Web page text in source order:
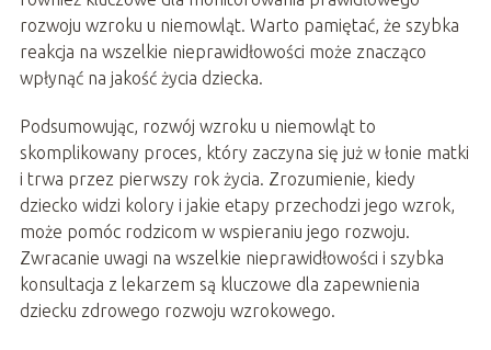
rozwoju wzroku u niemowląt. Warto pamiętać, że szybka
reakcja na wszelkie nieprawidłowości może znacząco
wpłynąć na jakość życia dziecka.
Podsumowując, rozwój wzroku u niemowląt to
skomplikowany proces, który zaczyna się już w łonie matki
i trwa przez pierwszy rok życia. Zrozumienie, kiedy
dziecko widzi kolory i jakie etapy przechodzi jego wzrok,
może pomóc rodzicom w wspieraniu jego rozwoju.
Zwracanie uwagi na wszelkie nieprawidłowości i szybka
konsultacja z lekarzem są kluczowe dla zapewnienia
dziecku zdrowego rozwoju wzrokowego.